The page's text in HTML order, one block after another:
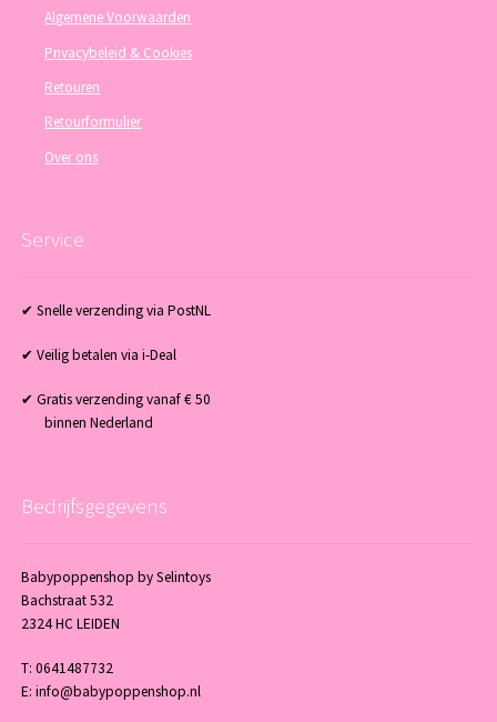
Algemene Voorwaarden
Privacybeleid & Cookies
Retouren
Retourformulier
Over ons
Service
✔ Snelle verzending via PostNL
✔ Veilig betalen via i-Deal
✔ Gratis verzending vanaf € 50
binnen Nederland
Bedrijfsgegevens
Babypoppenshop by Selintoys
Bachstraat 532
2324 HC LEIDEN
T: 0641487732
E: info@babypoppenshop.nl